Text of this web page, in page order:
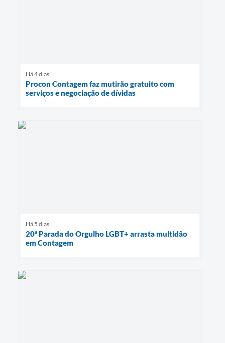
Há 4 dias
Procon Contagem faz mutirão gratuito com
serviços e negociação de dívidas
Há 5 dias
20ª Parada do Orgulho LGBT+ arrasta multidão
em Contagem